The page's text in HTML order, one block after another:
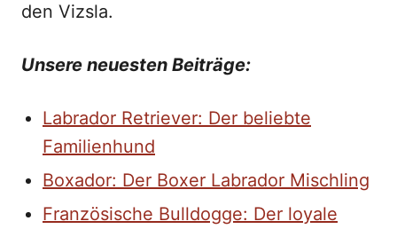
den Vizsla.
Unsere neuesten Beiträge:
Labrador Retriever: Der beliebte
Familienhund
Boxador: Der Boxer Labrador Mischling
Französische Bulldogge: Der loyale